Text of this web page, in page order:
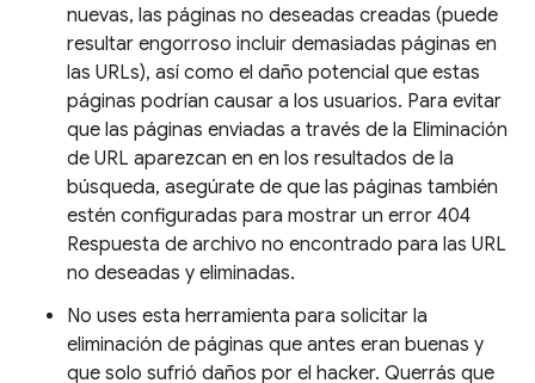
nuevas, las páginas no deseadas creadas (puede
resultar engorroso incluir demasiadas páginas en
las URLs), así como el daño potencial que estas
páginas podrían causar a los usuarios. Para evitar
que las páginas enviadas a través de la Eliminación
de URL aparezcan en en los resultados de la
búsqueda, asegúrate de que las páginas también
estén configuradas para mostrar un error 404
Respuesta de archivo no encontrado para las URL
no deseadas y eliminadas.
No uses esta herramienta para solicitar la
eliminación de páginas que antes eran buenas y
que solo sufrió daños por el hacker. Querrás que